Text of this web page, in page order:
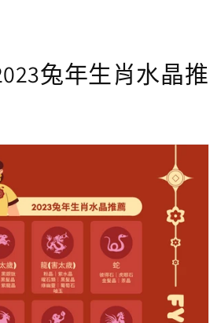
兔年生肖水晶推